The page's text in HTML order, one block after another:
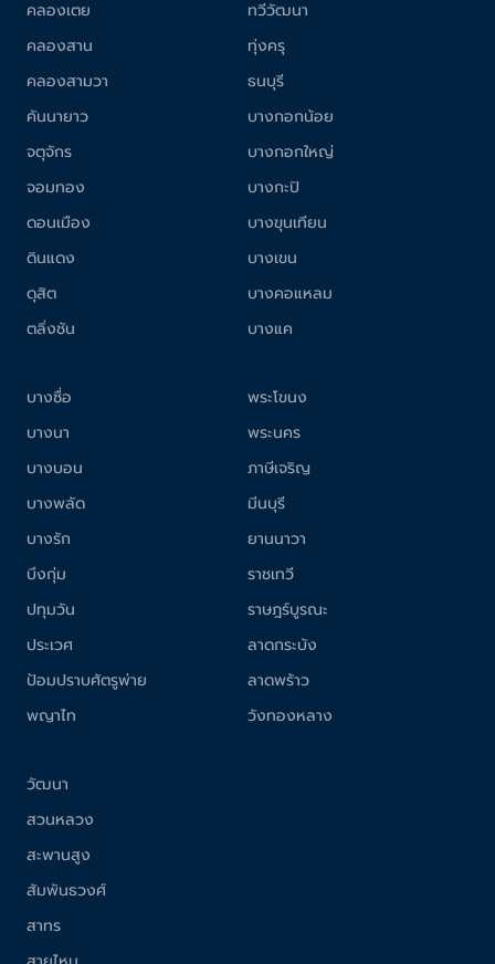
คลองเตย
คลองสาน
คลองสามวา
คันนายาว
จตุจักร
จอมทอง
ดอนเมือง
ดินแดง
ดุสิต
ตลิ่งชัน
ทวีวัฒนา
ทุ่งครุ
ธนบุรี
บางกอกน้อย
บางกอกใหญ่
บางกะปิ
บางขุนเทียน
บางเขน
บางคอแหลม
บางแค
บางซื่อ
บางนา
บางบอน
บางพลัด
บางรัก
บึงกุ่ม
ปทุมวัน
ประเวศ
ป้อมปราบศัตรูพ่าย
พญาไท
พระโขนง
พระนคร
ภาษีเจริญ
มีนบุรี
ยานนาวา
ราชเทวี
ราษฎร์บูรณะ
ลาดกระบัง
ลาดพร้าว
วังทองหลาง
วัฒนา
สวนหลวง
สะพานสูง
สัมพันธวงศ์
สาทร